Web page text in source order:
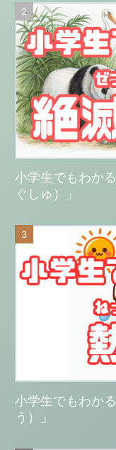
小学生でもわか
ぐしゅ）」
小学生でもわか
う）」